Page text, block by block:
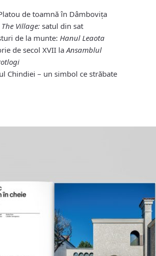
de toamnă în Dâmbovița
Village: satul din sat
de la munte: Hanul Leaota
de secol XVII laAnsamblul
Chindiei – un simbol ce străbate